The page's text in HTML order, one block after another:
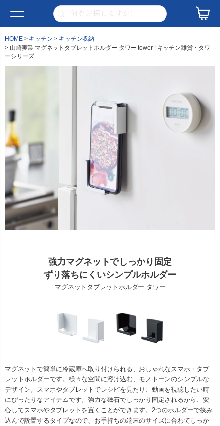
HOME キッチン
キッチン収納
山崎実業 マグネットタブレットホルダー タワー tower | キッチン雑貨・タワ
ーシリーズ
強力マグネットでしっかり固定
ずり落ちにくいシンプルホルダー
マグネットタブレットホルダー タワー
マグネットで簡単に冷蔵庫へ取り付けられる、おしゃれなスマホ・タブ
レットホルダーです。様々な空間に溶け込む、モノトーンのシンプルな
デザイン。スマホやタブレットでレシピを見たり、動画を視聴したい時
にぴったりなアイテムです。強力な磁石でしっかり固定されるから、安
心してスマホやタブレットを置くことができます。2つのホルダーで挟み
込んで設置するタイプなので、お手持ちの端末のサイズに合わてしっか